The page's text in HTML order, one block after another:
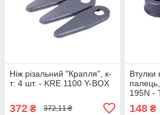
Ніж різальний "Крапля", к-
т: 4 шт. - KRE 1100 Y-BOX
372 ₴ 372,11 ₴
Втулки
195N -
148₴